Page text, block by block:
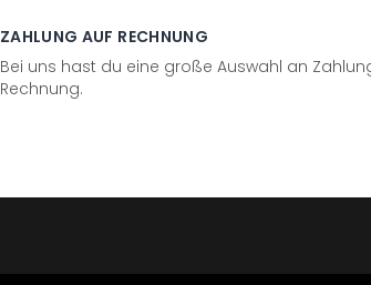
ZAHLUNG AUF RECHNUNG
Bei uns hast du eine große Auswahl an
Rechnung.